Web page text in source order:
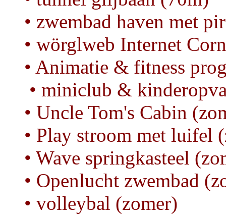
• zwembad haven met
• wörglweb Internet
• Animatie & fitness
• miniclub &
• Uncle Tom's Cabin
• Play stroom met luifel
• Wave springkasteel
• Openlucht zwembad
• volleybal (zomer)